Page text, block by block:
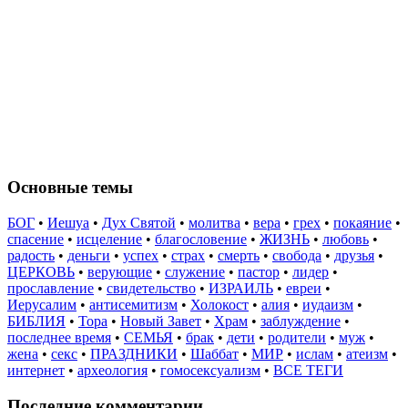
Основные темы
БОГ • Иешуа • Дух Святой • молитва • вера • грех • покаяние •
спасение • исцеление • благословение • ЖИЗНЬ • любовь •
радость • деньги • успех • страх • смерть • свобода • друзья •
ЦЕРКОВЬ • верующие • служение • пастор • лидер •
прославление • свидетельство • ИЗРАИЛЬ • евреи •
Иерусалим • антисемитизм • Холокост • алия • иудаизм •
БИБЛИЯ • Тора • Новый Завет • Храм • заблуждение •
последнее время • СЕМЬЯ • брак • дети • родители • муж •
жена • секс • ПРАЗДНИКИ • Шаббат • МИР • ислам • атеизм •
интернет • археология • гомосексуализм • ВСЕ ТЕГИ